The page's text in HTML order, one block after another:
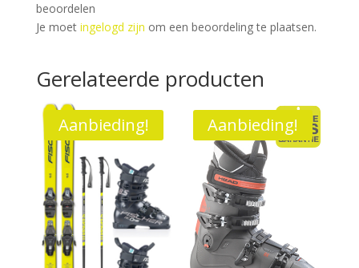
beoordelen
Je moet ingelogd zijn om een beoordeling te plaatsen.
Gerelateerde producten
Aanbieding! Aanbieding!